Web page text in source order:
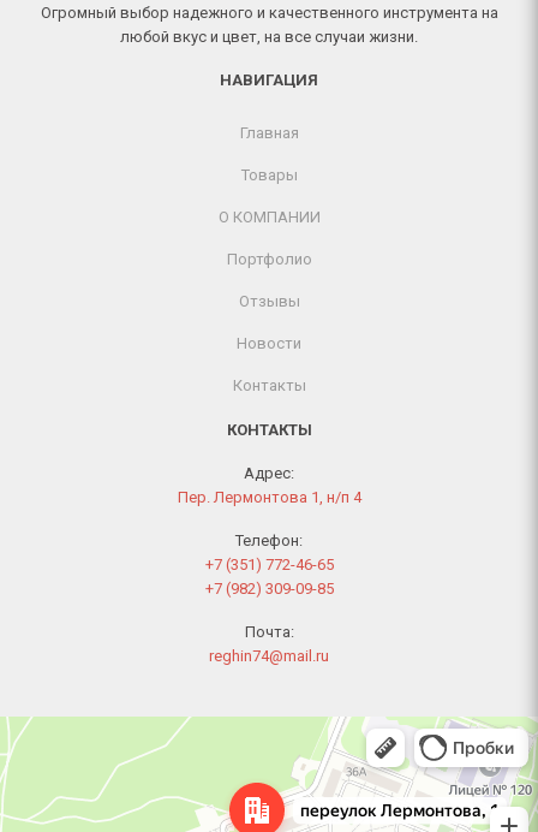
Огромный выбор надежного и качественного инструмента на
любой вкус и цвет, на все случаи жизни.
НАВИГАЦИЯ
Главная
Товары
О КОМПАНИИ
Портфолио
Отзывы
Новости
Контакты
КОНТАКТЫ
Адрес:
Пер. Лермонтова 1, н/п 4
Телефон:
+7 (351) 772-46-65
+7 (982) 309-09-85
Почта:
reghin74@mail.ru
Челябинск
Переулок Лермонтова, 1 — Яндекс Карты